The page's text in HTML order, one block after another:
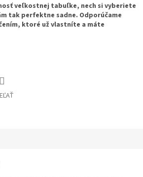
veľkostnej tabuľke, nech si vyberiete
tak perfektne sadne. Odporúčame
ktoré už vlastníte a máte